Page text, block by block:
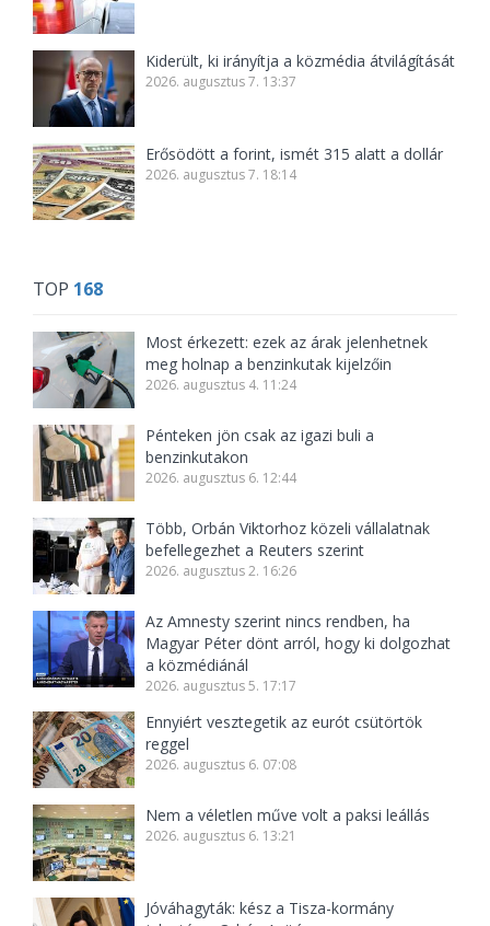
Kiderült, ki irányítja a közmédia átvilágítását
2026. augusztus 7. 13:37
Erősödött a forint, ismét 315 alatt a dollár
2026. augusztus 7. 18:14
TOP 168
Most érkezett: ezek az árak jelenhetnek
meg holnap a benzinkutak kijelzőin
2026. augusztus 4. 11:24
Pénteken jön csak az igazi buli a
benzinkutakon
2026. augusztus 6. 12:44
Több, Orbán Viktorhoz közeli vállalatnak
befellegezhet a Reuters szerint
2026. augusztus 2. 16:26
Az Amnesty szerint nincs rendben, ha
Magyar Péter dönt arról, hogy ki dolgozhat
a közmédiánál
2026. augusztus 5. 17:17
Ennyiért vesztegetik az eurót csütörtök
reggel
2026. augusztus 6. 07:08
Nem a véletlen műve volt a paksi leállás
2026. augusztus 6. 13:21
Jóváhagyták: kész a Tisza-kormány